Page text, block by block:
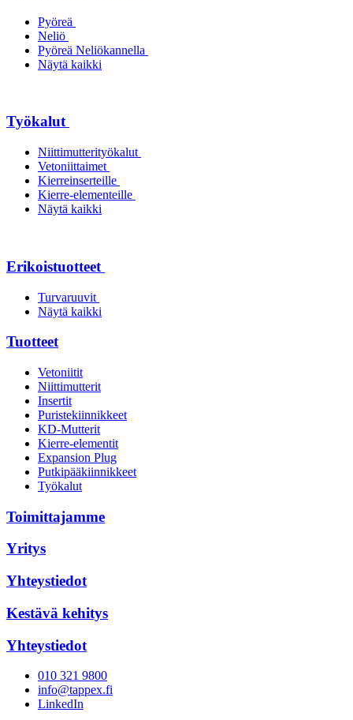
Pyöreä
Neliö
Pyöreä Neliökannella
Näytä kaikki
Työkalut
Niittimutterityökalut
Vetoniittaimet
Kierreinserteille
Kierre-elementeille
Näytä kaikki
Erikoistuotteet
Turvaruuvit
Näytä kaikki
Tuotteet
Vetoniitit
Niittimutterit
Insertit
Puristekiinnikkeet
KD-Mutterit
Kierre-elementit
Expansion Plug
Putkipääkiinnikkeet
Työkalut
Toimittajamme
Yritys
Yhteystiedot
Kestävä kehitys
Yhteystiedot
010 321 9800
info@tappex.fi
LinkedIn